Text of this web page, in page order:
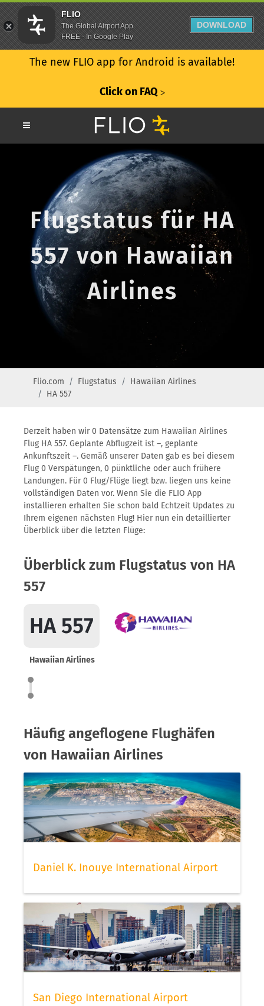
The new FLIO app for Android is available!
Click on FAQ ᐳ
Flugstatus für HA
557 von Hawaiian
Airlines
Flio.com Flugstatus
Hawaiian Airlines
HA 557
Derzeit haben wir 0 Datensätze zum Hawaiian Airlines
Flug HA 557. Geplante Abflugzeit ist –, geplante
Ankunftszeit –. Gemäß unserer Daten gab es bei diesem
Flug 0 Verspätungen, 0 pünktliche oder auch frühere
Landungen. Für 0 Flug/Flüge liegt bzw. liegen uns keine
vollständigen Daten vor. Wenn Sie die FLIO App
installieren erhalten Sie schon bald Echtzeit Updates zu
Ihrem eigenen nächsten Flug! Hier nun ein detaillierter
Überblick über die letzten Flüge:
Überblick zum Flugstatus von HA
557
HA 557
Hawaiian Airlines
Häufig angeflogene Flughäfen
von Hawaiian Airlines
Daniel K. Inouye International Airport
San Diego International Airport
FLIO
The Global Airport App
FREE - In Google Play
DOWNLOAD